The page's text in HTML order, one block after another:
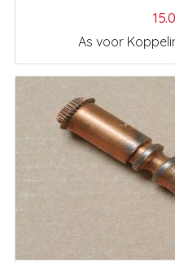
As voor